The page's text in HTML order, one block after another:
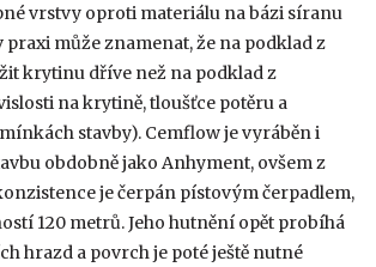
vrstvy oproti materiálu na bázi síranu
praxi může znamenat, že na podklad z
krytinu dříve než na podklad z
na krytině, tloušťce potěru a
stavby). Cemflow je vyráběn i
obdobně jako Anhyment, ovšem z
je čerpán pístovým čerpadlem,
120 metrů. Jeho hutnění opět probíhá
hrazd a povrch je poté ještě nutné